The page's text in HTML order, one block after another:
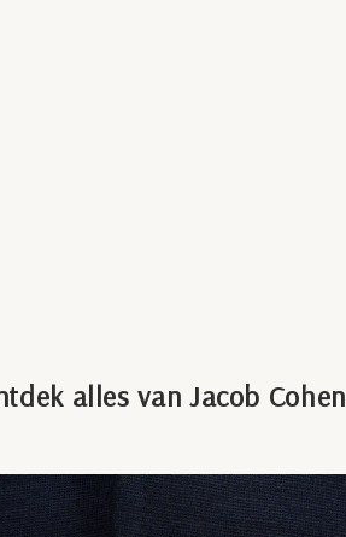
alles van Jacob Cohen